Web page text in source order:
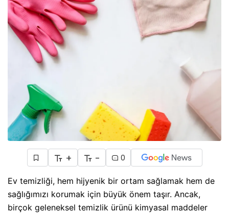
+ - 0
Ev temizliği, hem hijyenik bir ortam sağlamak hem de
sağlığımızı korumak için büyük önem taşır. Ancak,
birçok geleneksel temizlik ürünü kimyasal maddeler